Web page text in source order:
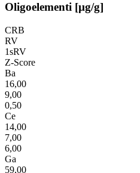
Oligoelementi [µg/g]
CRB
RV
1sRV
Z-Score
Ba
16,00
9,00
0,50
Ce
14,00
7,00
6,00
Ga
59,00